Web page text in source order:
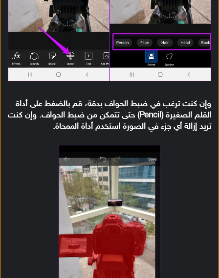
وإن كنت ترغب في ضبط الحواف بدقة، قم بالضغط على أداة
القلم الصغيرة (Pencil) حتى تتمكن من ضبط الحواف. وإن كنت
تريد إزالة أي جزء في الصورة استخدم أداة الممحاة.